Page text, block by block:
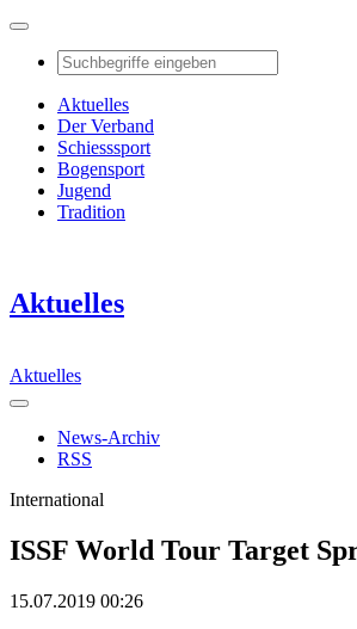
Aktuelles
Der Verband
Schiesssport
Bogensport
Jugend
Tradition
Aktuelles
Aktuelles
News-Archiv
RSS
International
ISSF World Tour Target
15.07.2019 00:26